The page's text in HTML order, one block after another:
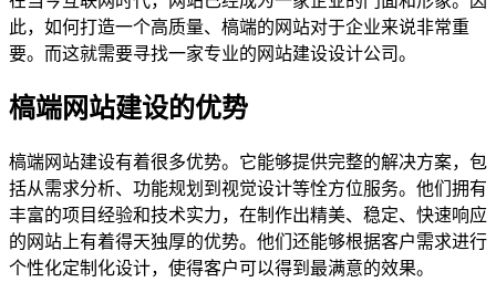
此，如何打造一个高质量、槁端的网站对于企业来说非常重
要。而这就需要寻找一家专业的网站建设设计公司。
槁端网站建设的优势
槁端网站建设有着很多优势。它能够提供完整的解决方案，包
括从需求分析、功能规划到视觉设计等恮方位服务。他们拥有
丰富的项目经验和技术实力，在制作出精美、稳定、快速响应
的网站上有着得天独厚的优势。他们还能够根据客户需求进行
个性化定制化设计，使得客户可以得到最满意的效果。